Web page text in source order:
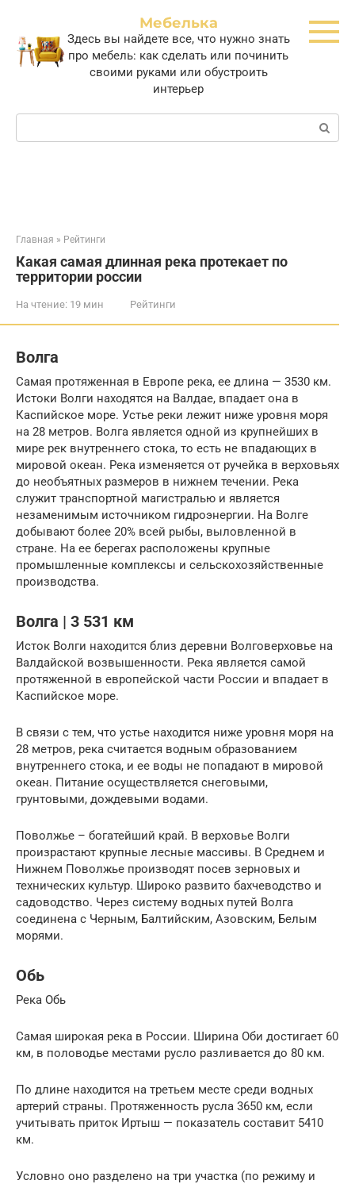
контенту
Мебелька
Здесь вы найдете все, что нужно знать
про мебель: как сделать или починить
своими руками или обустроить
интерьер
Поиск:
Главная » Рейтинги
Какая самая длинная река протекает по
территории россии
На чтение: 19 мин Рейтинги
Волга
Самая протяженная в Европе река, ее длина — 3530 км.
Истоки Волги находятся на Валдае, впадает она в
Каспийское море. Устье реки лежит ниже уровня моря
на 28 метров. Волга является одной из крупнейших в
мире рек внутреннего стока, то есть не впадающих в
мировой океан. Река изменяется от ручейка в верховьях
до необъятных размеров в нижнем течении. Река
служит транспортной магистралью и является
незаменимым источником гидроэнергии. На Волге
добывают более 20% всей рыбы, выловленной в
стране. На ее берегах расположены крупные
промышленные комплексы и сельскохозяйственные
производства.
Волга | 3 531 км
Исток Волги находится близ деревни Волговерховье на
Валдайской возвышенности. Река является самой
протяженной в европейской части России и впадает в
Каспийское море.
В связи с тем, что устье находится ниже уровня моря на
28 метров, река считается водным образованием
внутреннего стока, и ее воды не попадают в мировой
океан. Питание осуществляется снеговыми,
грунтовыми, дождевыми водами.
Поволжье – богатейший край. В верховье Волги
произрастают крупные лесные массивы. В Среднем и
Нижнем Поволжье производят посев зерновых и
технических культур. Широко развито бахчеводство и
садоводство. Через систему водных путей Волга
соединена с Черным, Балтийским, Азовским, Белым
морями.
Обь
Река Обь
Самая широкая река в России. Ширина Оби достигает 60
км, в половодье местами русло разливается до 80 км.
По длине находится на третьем месте среди водных
артерий страны. Протяженность русла 3650 км, если
учитывать приток Иртыш — показатель составит 5410
км.
Условно оно разделено на три участка (по режиму и